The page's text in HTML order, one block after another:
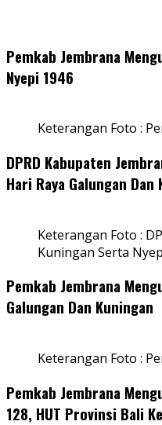
Pemkab Jembrana
Nyepi 1946
Keterangan Foto :
DPRD Kabupaten
Hari Raya Galungan
Keterangan Foto :
Kuningan Serta
Pemkab Jembrana
Galungan Dan Kuningan
Keterangan Foto :
Pemkab Jembrana
128, HUT Provinsi Bali